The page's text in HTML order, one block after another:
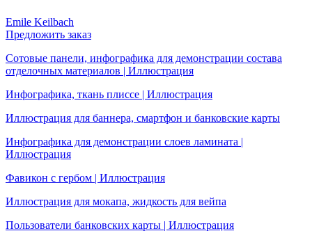
Emile Keilbach
Предложить заказ
Сотовые панели, инфографика для демонстрации состава
отделочных материалов | Иллюстрация
Инфографика, ткань плиссе | Иллюстрация
Иллюстрация для баннера, смартфон и банковские карты
Инфографика для демонстрации слоев ламината |
Иллюстрация
Фавикон с гербом | Иллюстрация
Иллюстрация для мокапа, жидкость для вейпа
Пользователи банковских карты | Иллюстрация